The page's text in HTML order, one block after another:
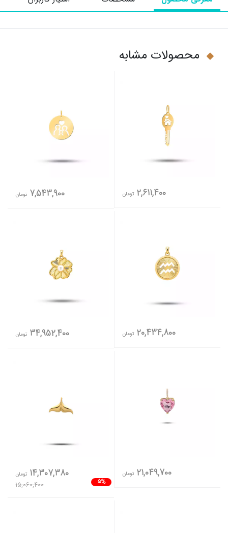
محصولات مشابه
2,611,400 تومان 7,543,900 تومان
20,434,800 تومان 34,952,400 تومان
21,049,700 تومان
5%
14,307,380 تومان
15,060,400